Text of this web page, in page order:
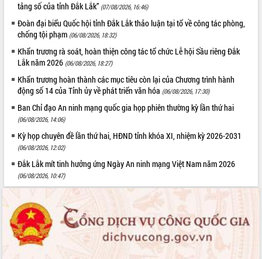
Hội thảo góp ý hồ sơ điều chỉnh quy
tầm nhìn đến năm 2050
Nâng cao hiệu quả hoạt động của các
doanh nghiệp nhà nước
Hội nghị triển khai kết nối mạng
truyền số liệu chuyên dùng phục vụ cơ
quan Đảng, Nhà nước
Lễ phát động chuỗi hoạt động chung
tay làm sạch môi trường
Xã Ea Kar bước chuyển mình trong
công tác cải cách hành chính mô hình
UBND tỉnh họp báo định kỳ tháng 4
năm 2026
phát triển nền kinh tế xanh tại tỉnh
Đắk Lắk”
Tăng cường giám sát, đôn đốc thực
hiện nhiệm vụ quản lý tài sản công
tảng số của tỉnh Đắk Lắk” (07/08/2026, 16:46)
Đoàn đại biểu Quốc hội tỉnh Đắk Lắk thảo luận tại tổ về công tác phòng,
chống tội phạm (06/08/2026, 18:32)
Khẩn trương rà soát, hoàn thiện công tác tổ chức Lễ hội Sầu riêng Đắk
Lắk năm 2026 (06/08/2026, 18:27)
Khẩn trương hoàn thành các mục tiêu còn lại của Chương trình hành
động số 14 của Tỉnh ủy về phát triển văn hóa (06/08/2026, 17:30)
Ban Chỉ đạo An ninh mạng quốc gia họp phiên thường kỳ lần thứ hai
(06/08/2026, 14:06)
Kỳ họp chuyên đề lần thứ hai, HĐND tỉnh khóa XI, nhiệm kỳ 2026-2031
(06/08/2026, 12:02)
Đắk Lắk mít tinh hưởng ứng Ngày An ninh mạng Việt Nam năm 2026
(06/08/2026, 10:47)